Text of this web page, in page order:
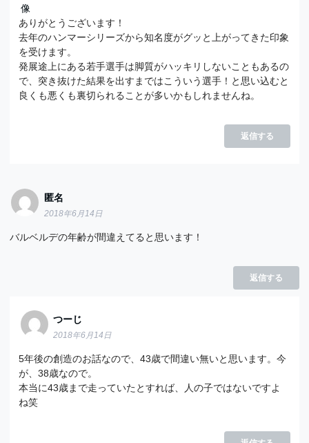
ありがとうございます！
去年のハンマーシリーズから知名度がグッと上がってきた印象
を受けます。
発展途上にある若手選手は脚質がハッキリしないこともあるの
で、突き抜けた結果を出すまではこういう選手！と思い込むと
良くも悪くも裏切られることが多いかもしれませんね。
返信する
匿名
2018年6月14日
バルベルデの年齢が間違えてると思います！
返信する
つーじ
2018年6月14日
5年後の創造のお話なので、43歳で間違い無いと思います。今
が、38歳なので。
本当に43歳まで走っていたとすれば、人の子ではないですよ
ね笑